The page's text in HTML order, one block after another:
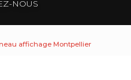
NOUS
affichage Montpellier